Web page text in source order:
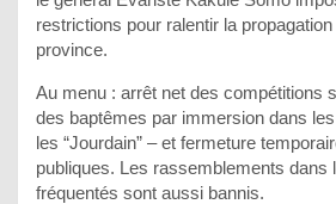
restrictions pour ralentir la
province.
Au menu : arrêt net des compétitions
des baptêmes par immersion dans
les “Jourdain” – et fermeture
publiques. Les rassemblements dans
fréquentés sont aussi bannis.